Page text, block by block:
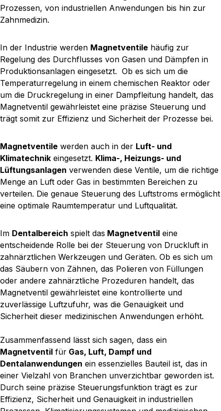
Prozessen, von industriellen Anwendungen bis hin zur
Zahnmedizin.
In der Industrie werden Magnetventile häufig zur
Regelung des Durchflusses von Gasen und Dämpfen in
Produktionsanlagen eingesetzt. Ob es sich um die
Temperaturregelung in einem chemischen Reaktor oder
um die Druckregelung in einer Dampfleitung handelt, das
Magnetventil gewährleistet eine präzise Steuerung und
trägt somit zur Effizienz und Sicherheit der Prozesse bei.
Magnetventile werden auch in der Luft- und
Klimatechnik eingesetzt. Klima-, Heizungs- und
Lüftungsanlagen verwenden diese Ventile, um die richtige
Menge an Luft oder Gas in bestimmten Bereichen zu
verteilen. Die genaue Steuerung des Luftstroms ermöglicht
eine optimale Raumtemperatur und Luftqualität.
Im Dentalbereich spielt das Magnetventil eine
entscheidende Rolle bei der Steuerung von Druckluft in
zahnärztlichen Werkzeugen und Geräten. Ob es sich um
das Säubern von Zähnen, das Polieren von Füllungen
oder andere zahnärztliche Prozeduren handelt, das
Magnetventil gewährleistet eine kontrollierte und
zuverlässige Luftzufuhr, was die Genauigkeit und
Sicherheit dieser medizinischen Anwendungen erhöht.
Zusammenfassend lässt sich sagen, dass ein
Magnetventil für Gas, Luft, Dampf und
Dentalanwendungen ein essenzielles Bauteil ist, das in
einer Vielzahl von Branchen unverzichtbar geworden ist.
Durch seine präzise Steuerungsfunktion trägt es zur
Effizienz, Sicherheit und Genauigkeit in industriellen